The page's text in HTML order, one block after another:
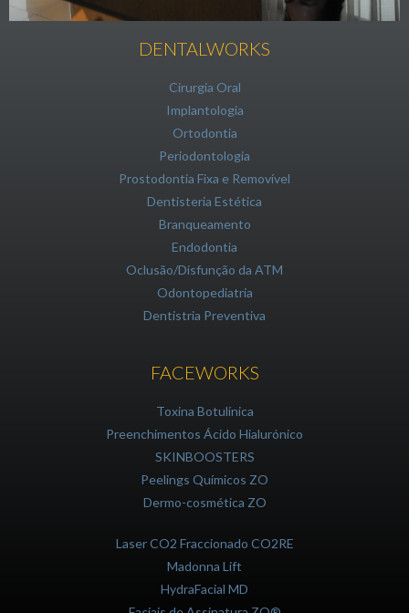
DENTALWORKS
Cirurgia Oral
Implantologia
Ortodontia
Periodontologia
Prostodontia Fixa e Removível
Dentisteria Estética
Branqueamento
Endodontia
Oclusão/Disfunção da ATM
Odontopediatria
Dentistria Preventiva
FACEWORKS
Toxina Botulínica
Preenchimentos Ácido Hialurónico
SKINBOOSTERS
Peelings Químicos ZO
Dermo-cosmética ZO
Laser CO2 Fraccionado CO2RE
Madonna Lift
HydraFacial MD